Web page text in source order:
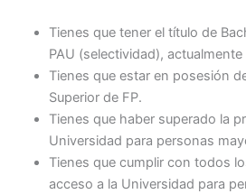
Tienes que tener el título de
PAU (selectividad), actualmente
Tienes que estar en posesión
Superior de FP.
Tienes que haber superado la
Universidad para personas
Tienes que cumplir con todos
acceso a la Universidad para